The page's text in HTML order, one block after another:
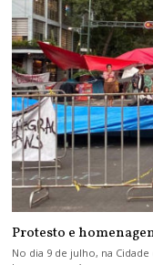
Protesto e
No dia 9 de julho, na